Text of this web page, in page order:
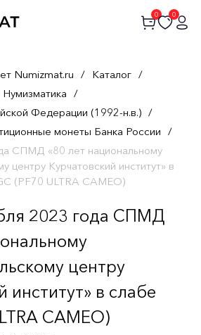
0 0
Numizmat.ru / Каталог /
Нумизматика /
Федерации (1992-н.в.) /
монеты Банка России /
СПМД «80 лет национальному
центру Курчатовский институт» в
(PF70 ULTRA CAMEO)
2023 года СПМД
центру
институт» в слабе
CAMEO)